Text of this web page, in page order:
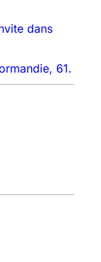
dans
61.